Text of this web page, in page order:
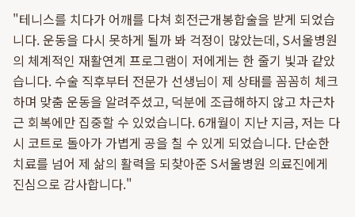
"테니스를 치다가 어깨를 다쳐 회전근개봉합술을 받게 되었습
니다. 운동을 다시 못하게 될까 봐 걱정이 많았는데, S서울병원
의 체계적인 재활연계 프로그램이 저에게는 한 줄기 빛과 같았
습니다. 수술 직후부터 전문가 선생님이 제 상태를 꼼꼼히 체크
하며 맞춤 운동을 알려주셨고, 덕분에 조급해하지 않고 차근차
근 회복에만 집중할 수 있었습니다. 6개월이 지난 지금, 저는 다
시 코트로 돌아가 가볍게 공을 칠 수 있게 되었습니다. 단순한
치료를 넘어 제 삶의 활력을 되찾아준 S서울병원 의료진에게
진심으로 감사합니다."